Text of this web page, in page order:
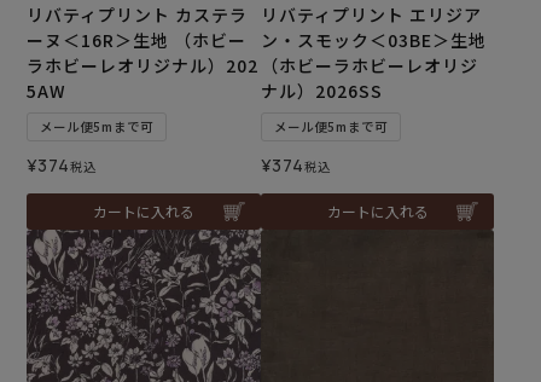
リバティプリント カステラ
ーヌ＜16R＞生地 （ホビー
ラホビーレオリジナル）202
5AW
メール便5mまで可
¥374税込
カートに入れる
リバティプリント エリジア
ン・スモック＜03BE＞生地
（ホビーラホビーレオリジ
ナル）2026SS
メール便5mまで可
¥374税込
カートに入れる